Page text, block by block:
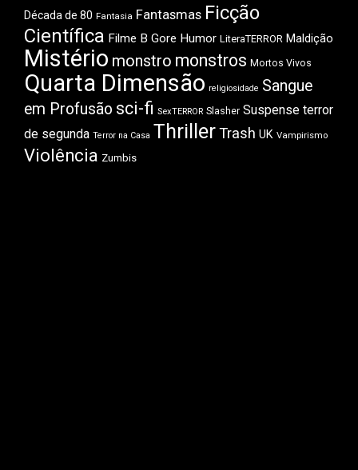
Década de 80 Fantasia Fantasmas Ficção
Científica Filme B Gore Humor LiteraTERROR Maldição
Mistério monstro monstros Mortos Vivos
Quarta Dimensão religiosidade Sangue
em Profusão sci-fi SexTERROR Slasher Suspense terror
de segunda Terror na Casa ThrillerTrash UK Vampirismo
Violência Zumbis